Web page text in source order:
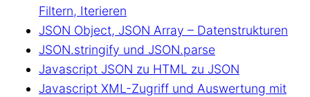
Filtern, Iterieren
JSON Object, JSON Array – Datenstrukturen
JSON.stringify und JSON.parse
Javascript JSON zu HTML zu JSON
Javascript XML-Zugriff und Auswertung mit